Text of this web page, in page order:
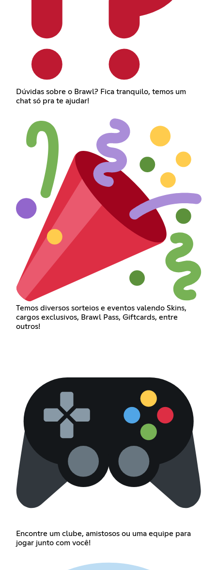
Dúvidas sobre o Brawl? Fica tranquilo, temos um
chat só pra te ajudar!
Temos diversos sorteios e eventos valendo Skins,
cargos exclusivos, Brawl Pass, Giftcards, entre
outros!
Encontre um clube, amistosos ou uma equipe para
jogar junto com você!